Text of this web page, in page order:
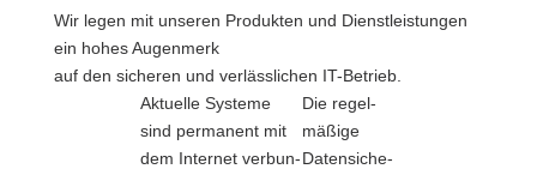
Wir legen mit unse­ren Pro­duk­ten und Dienst­leis­tun­gen
ein hohes Augen­merk
auf den siche­ren und ver­läss­li­chen IT-Betrieb.
Aktu­el­le Sys­te­me
sind per­ma­nent mit
dem Inter­net ver­bun­
Die regel­
mä­ßi­ge
Daten­si­che­